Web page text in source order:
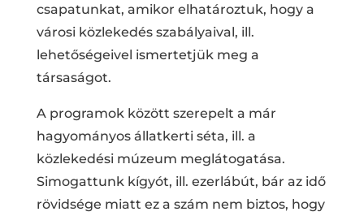
csapatunkat, amikor elhatároztuk, hogy a
városi közlekedés szabályaival, ill.
lehetőségeivel ismertetjük meg a
társaságot.
A programok között szerepelt a már
hagyományos állatkerti séta, ill. a
közlekedési múzeum meglátogatása.
Simogattunk kígyót, ill. ezerlábút, bár az idő
rövidsége miatt ez a szám nem biztos, hogy